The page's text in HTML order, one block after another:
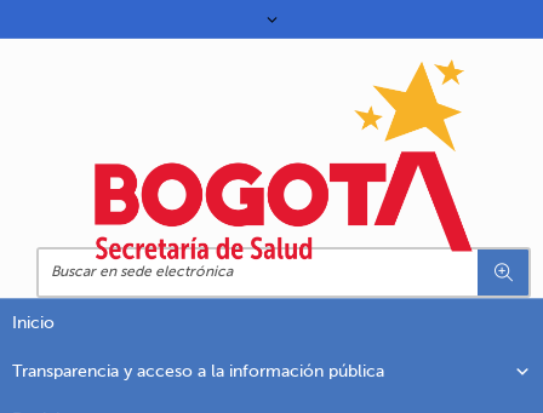
Inicio
Transparencia y acceso a la información pública